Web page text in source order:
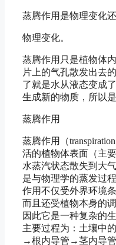
蒸腾作用是物理变化
物理变化。
蒸腾作用只是植物体
片上的气孔散发出去
了就是水从液态变成
生成新的物质，所以是
蒸腾作用
蒸腾作用（
活的植物体表面（主
水蒸汽状态散失到大
是与物理学的蒸发过
作用不仅受外界环境
而且还受植物本身的
因此它是一种复杂的
主要过程为：土壤中
→根内导管→茎内导